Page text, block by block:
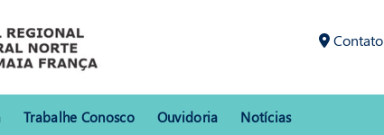
Contato
Trabalhe Conosco Ouvidoria Notícias